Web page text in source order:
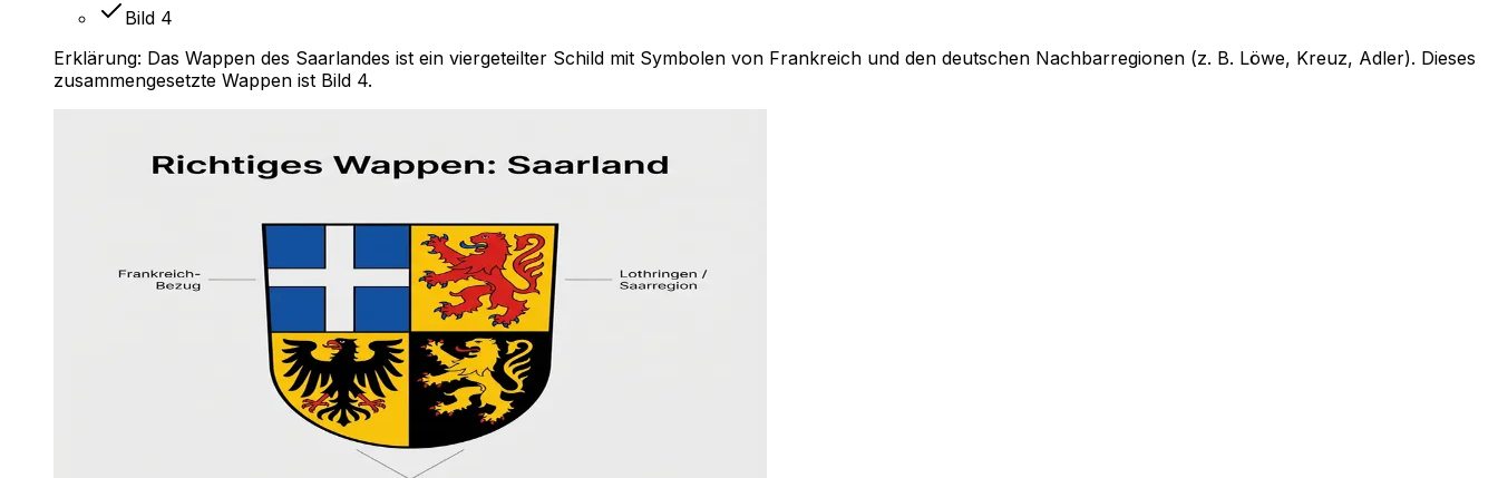
Bild 4
Erklärung: Das Wappen des Saarlandes ist ein viergeteilter Schild mit Symbolen von Frankreich und den deutschen Nachbarregionen (z. B. Löwe, Kreuz, Adler). Dieses
zusammengesetzte Wappen ist Bild 4.